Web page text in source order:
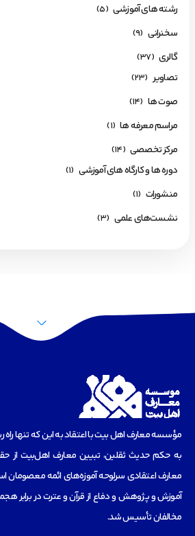
رشته های آموزشی (5)
سخنرانی (9)
گالری (37)
تصاویر (23)
صوت ها (14)
مراسم معرفه ها (1)
مرکز تخصصی (14)
دوره ها و کارگاه های آموزشی (1)
منشورات (1)
نشست‌های علمی (3)
مؤسسه‌ معارف اهل بیت با اعتقاد به این که تنها راه
به حکم حدیث ثقلین، تبیین معارف اهل‌بیت از
آموزش و پژوهش و دفاع از قرآن و عترت در برابر
مخالفان تأسیس شد.